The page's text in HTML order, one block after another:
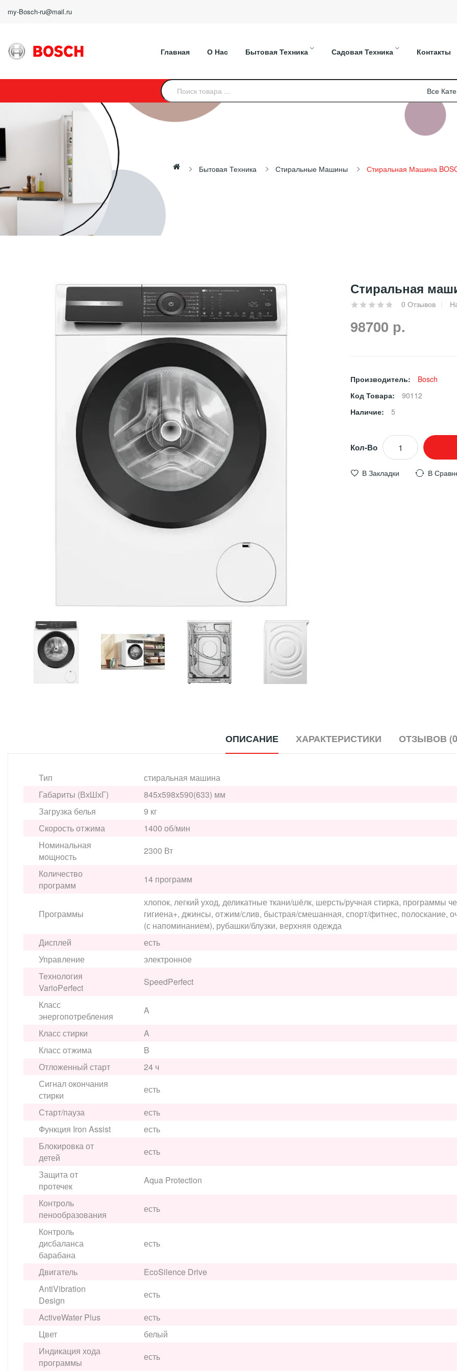
my-Bosch-ru@mail.ru
Главная О Нас Бытовая Техника Садовая Техника Контакты
Бытовая Техника Стиральные Машины Стиральная Машина
Стиральная
0 Отзывов
98700 р.
Производитель:
Bosch
Код Товара:
90112
Наличие:
5
Кол-Во
В Закладки В
ОПИСАНИЕ ХАРАКТЕРИСТИКИ ОТЗЫВОВ
Тип
стиральная машина
Габариты (ВхШхГ)
845x598x590(633) мм
Загрузка белья
9 кг
Скорость отжима
1400 об/мин
Номинальная
мощность
2300 Вт
Количество
программ
14 программ
Программы
хлопок, легкий уход, деликатные ткани/шёлк, шерсть/ручная стирка, программы
гигиена+, джинсы, отжим/слив, быстрая/смешанная, спорт/фитнес, полоскание,
(с напоминанием), рубашки/блузки, верхняя одежда
Дисплей
есть
Управление
электронное
Технология
VarioPerfect
SpeedPerfect
Класс
энергопотребления
A
Класс стирки
A
Класс отжима
B
Отложенный старт
24 ч
Сигнал окончания
стирки
есть
Старт/пауза
есть
Функция Iron Assist
есть
Блокировка от
детей
есть
Защита от
протечек
Aqua Protection
Контроль
пенообразования
есть
Контроль
дисбаланса
барабана
есть
Двигатель
EcoSilence Drive
AntiVibration
Design
есть
ActiveWater Plus
есть
Цвет
белый
Индикация хода
программы
есть